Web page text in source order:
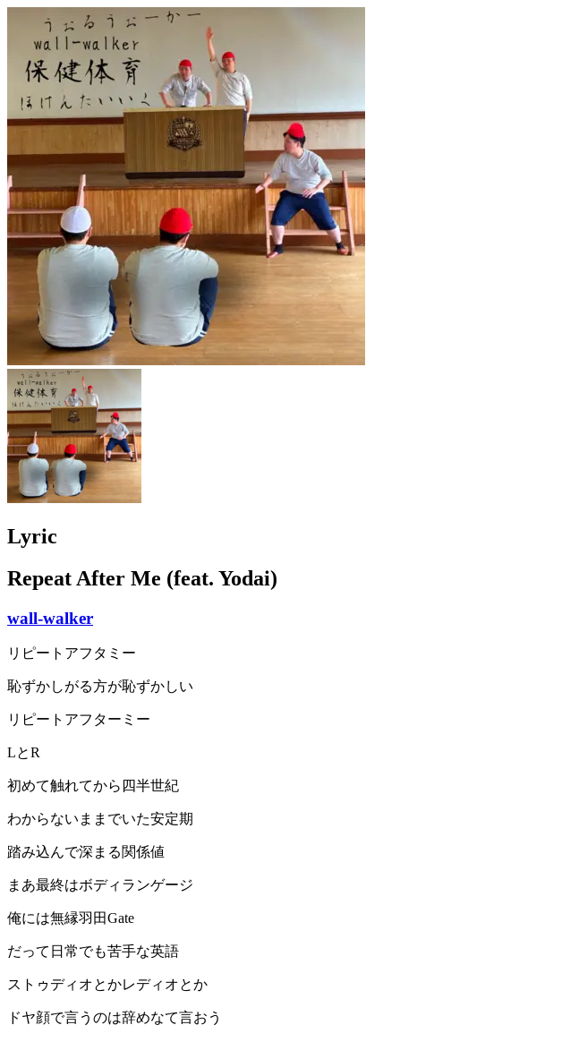
Lyric
Repeat After Me (feat. Yodai)
wall-walker
リピートアフタミー
恥ずかしがる方が恥ずかしい
リピートアフターミー
LとR
初めて触れてから四半世紀
わからないままでいた安定期
踏み込んで深まる関係値
まあ最終はボディランゲージ
俺には無縁羽田Gate
だって日常でも苦手な英語
ストゥディオとかレディオとか
ドヤ顔で言うのは辞めなて言おう